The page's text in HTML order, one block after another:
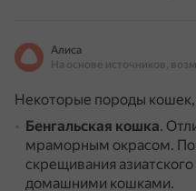
Алиса
Некоторые породы
Бенгальская кошка.
мраморным окрасом.
скрещивания
домашними кошками.